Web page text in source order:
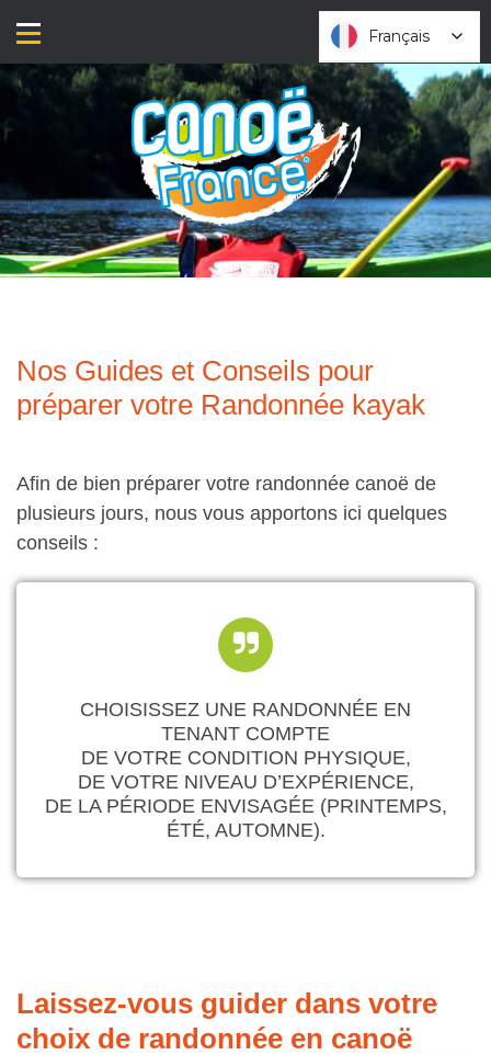
au
Nos Guides et Conseils pour
préparer votre Randonnée kayak
Afin de bien préparer votre randonnée canoë de
plusieurs jours, nous vous apportons ici quelques
conseils :
CHOISISSEZ UNE RANDONNÉE EN
TENANT COMPTE
DE VOTRE CONDITION PHYSIQUE,
DE VOTRE NIVEAU D’EXPÉRIENCE,
DE LA PÉRIODE ENVISAGÉE (PRINTEMPS,
ÉTÉ, AUTOMNE).
Laissez-vous guider dans votre
choix de randonnée en canoë
Français
Français